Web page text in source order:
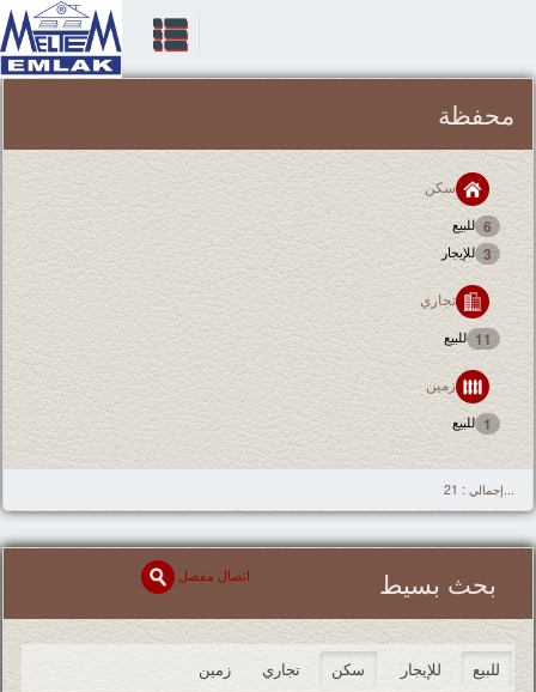
محفظة
سكن
للبيع 6
للإيجار 3
تجاري
للبيع 11
زمین
للبيع 1
...إجمالي : 21
بحث بسيط اتصال مفصل
للبيع للإيجار سكن تجاري
زمین